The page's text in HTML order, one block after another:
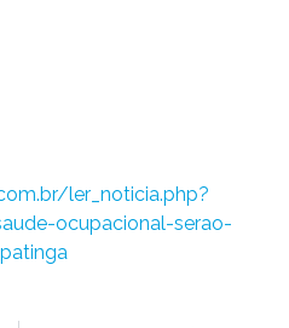
ler_noticia.php?
ocupacional-serao-